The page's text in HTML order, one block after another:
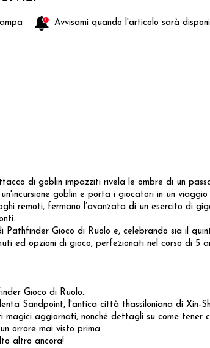
Avvisami quando l'articolo sarà
di goblin impazziti rivela le ombre di un
goblin e porta i giocatori in un
remoti, fermano l’avanzata di un esercito di
Gioco di Ruolo e, celebrando sia il
ed opzioni di gioco, perfezionati nel corso di 5
Gioco di Ruolo.
Sandpoint, l'antica città thassiloniana di Xin-
magici aggiornati, nonché dettagli su come
orrore mai visto prima.
altro ancora!